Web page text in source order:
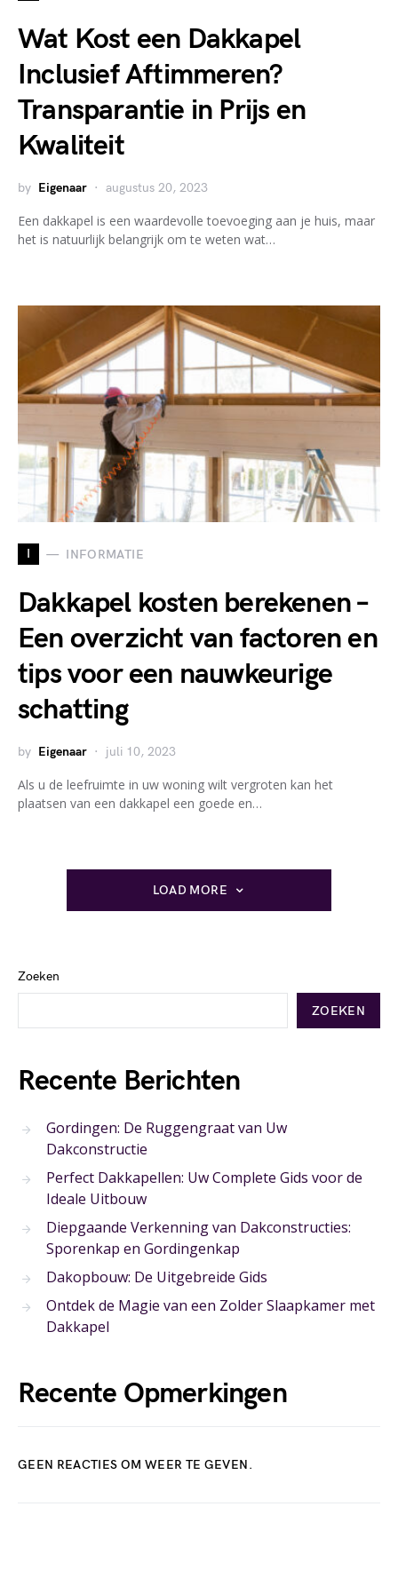
Wat Kost een Dakkapel
Inclusief Aftimmeren?
Transparantie in Prijs en
Kwaliteit
by Eigenaar augustus 20, 2023
Een dakkapel is een waardevolle toevoeging aan je huis, maar
het is natuurlijk belangrijk om te weten wat…
I INFORMATIE
Dakkapel kosten berekenen –
Een overzicht van factoren en
tips voor een nauwkeurige
schatting
by Eigenaar juli 10, 2023
Als u de leefruimte in uw woning wilt vergroten kan het
plaatsen van een dakkapel een goede en…
LOAD MORE
Zoeken
ZOEKEN
Recente Berichten
Gordingen: De Ruggengraat van Uw
Dakconstructie
Perfect Dakkapellen: Uw Complete Gids voor de
Ideale Uitbouw
Diepgaande Verkenning van Dakconstructies:
Sporenkap en Gordingenkap
Dakopbouw: De Uitgebreide Gids
Ontdek de Magie van een Zolder Slaapkamer met
Dakkapel
Recente Opmerkingen
GEEN REACTIES OM WEER TE GEVEN.